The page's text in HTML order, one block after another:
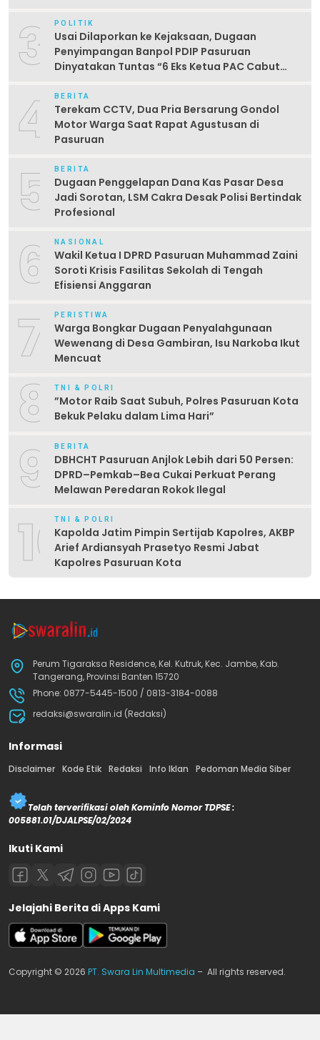
3 POLITIK
Usai Dilaporkan ke Kejaksaan, Dugaan
Penyimpangan Banpol PDIP Pasuruan
Dinyatakan Tuntas “6 Eks Ketua PAC Cabut
4 BERITA
Terekam CCTV, Dua Pria Bersarung Gondol
Motor Warga Saat Rapat Agustusan di
Pasuruan
5 BERITA
Dugaan Penggelapan Dana Kas Pasar Desa
Jadi Sorotan, LSM Cakra Desak Polisi Bertindak
Profesional
6 NASIONAL
Wakil Ketua I DPRD Pasuruan Muhammad Zaini
Soroti Krisis Fasilitas Sekolah di Tengah
Efisiensi Anggaran
7 PERISTIWA
Warga Bongkar Dugaan Penyalahgunaan
Wewenang di Desa Gambiran, Isu Narkoba Ikut
Mencuat
8 TNI & POLRI
‎”Motor Raib Saat Subuh, Polres Pasuruan Kota
Bekuk Pelaku dalam Lima Hari” ‎
9 BERITA
DBHCHT Pasuruan Anjlok Lebih dari 50 Persen:
DPRD–Pemkab–Bea Cukai Perkuat Perang
Melawan Peredaran Rokok Ilegal
10TNI & POLRI
Kapolda Jatim Pimpin Sertijab Kapolres, AKBP
Arief Ardiansyah Prasetyo Resmi Jabat
Kapolres Pasuruan Kota
Perum Tigaraksa Residence, Kel. Kutruk, Kec. Jambe, Kab.
Tangerang, Provinsi Banten 15720
Phone: 0877-5445-1500 / 0813-3184-0088
redaksi@swaralin.id (Redaksi)
Informasi
Disclaimer Kode Etik Redaksi Info Iklan Pedoman Media Siber
Telah terverifikasi oleh Kominfo Nomor TDPSE :
005881.01/DJALPSE/02/2024
Ikuti Kami
Jelajahi Berita di Apps Kami
Copyright © 2026 PT. Swara Lin Multimedia – All rights reserved.